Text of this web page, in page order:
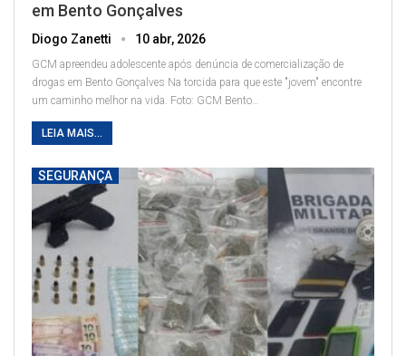
em Bento Gonçalves
Diogo Zanetti 10 abr, 2026
GCM apreendeu adolescente após denúncia de comercialização de
drogas em Bento Gonçalves Na torcida para que este "jovem" encontre
um caminho melhor na vida. Foto: GCM Bento…
LEIA MAIS...
SEGURANÇA